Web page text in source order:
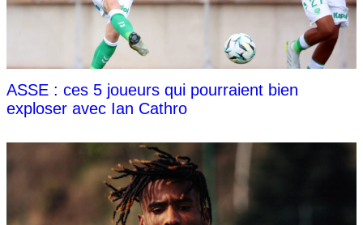
ASSE : ces 5 joueurs qui pourraient bien
exploser avec Ian Cathro